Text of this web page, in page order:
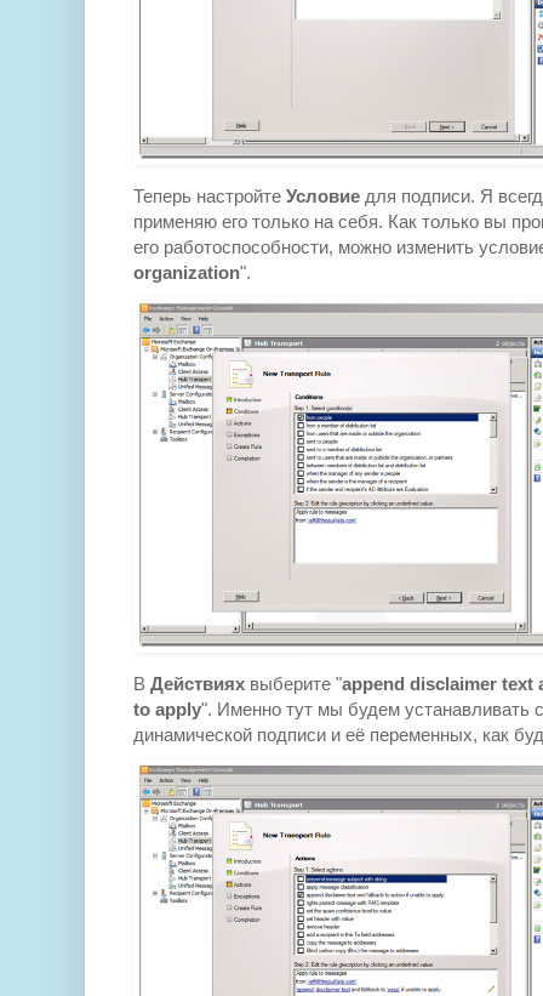
Теперь настройте Условие для подписи. Я
применяю его только на себя. Как только вы
его работоспособности, можно изменить
organization".
В Действиях выберите "append disclaimer text
to apply". Именно тут мы будем устанавливать
динамической подписи и её переменных, как